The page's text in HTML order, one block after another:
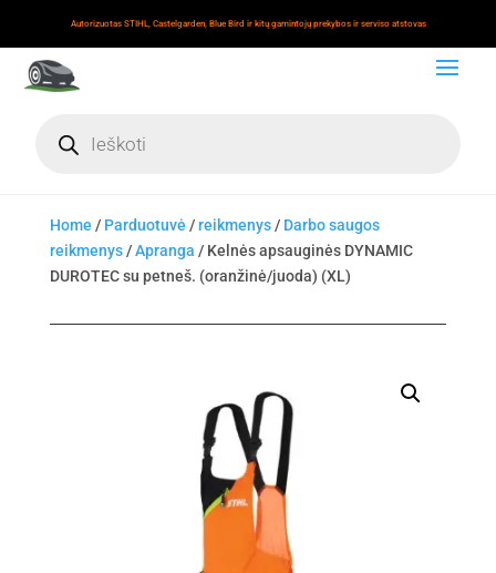
Autorizuotas STIHL, Castelgarden, Blue Bird ir kitų gamintojų prekybos ir serviso atstovas
search
Home / Parduotuvė /reikmenys/ Darbo saugos
reikmenys/Apranga / Kelnės apsauginės DYNAMIC
DUROTEC su petneš. (oranžinė/juoda) (XL)